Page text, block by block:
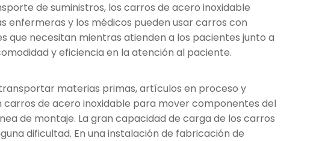
de suministros, los carros de acero inoxidable
enfermeras y los médicos pueden usar carros con
necesitan mientras atienden a los pacientes junto a
y eficiencia en la atención al paciente.
materias primas, artículos en proceso y
de acero inoxidable para mover componentes del
de montaje. La gran capacidad de carga de los carros
dificultad. En una instalación de fabricación de